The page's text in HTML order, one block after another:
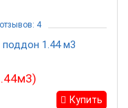
1.44 м3
отзывов: 4
Купить